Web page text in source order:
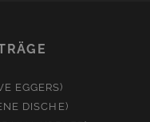
EGGERS)
DISCHE)